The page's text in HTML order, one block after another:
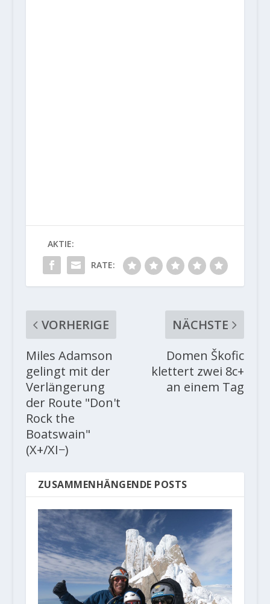
AKTIE:
RATE:
VORHERIGE
Miles Adamson
gelingt mit der
Verlängerung
der Route "Don't
Rock the
Boatswain"
(X+/XI−)
NÄCHSTE
Domen Škofic
klettert zwei 8c+
an einem Tag
ZUSAMMENHÄNGENDE POSTS